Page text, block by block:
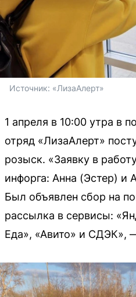
Источник: «ЛизаАлерт»
1 апреля в 10:00 утра в
отряд «ЛизаАлерт»
розыск. «Заявку в
инфорга: Анна (Эстер) и
Был объявлен сбор на
рассылка в сервисы:
Еда», «Авито» и СДЭК»,